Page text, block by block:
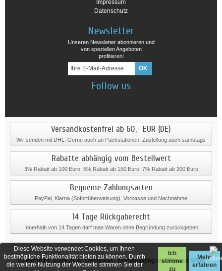
Diese Website verwendet Cookies, um Ihnen
bestmögliche Funktionalität bieten zu können. Durch
die weitere Nutzung der Webseite stimmen Sie der
Ich
stimme
zu
Mehr
erfahren
Impressum
Datenschutz
Newsletter
Unseren Newsletter abonnieren und
von speziellen Angeboten
profitieren!
Follow us
Versandkostenfrei ab 60,- EUR (DE)
Wir senden mit DHL. Gerne auch an Packstationen. Zustellung auch samstags
Rabatte abhängig vom Bestellwert
3% Rabatt ab 100 Euro, 5% Rabatt ab 150 Euro, 7% Rabatt ab 200 Euro
Bequeme Zahlungsarten
PayPal, Klarna (Sofortüberweisung), Vorkasse und Nachnahme
14 Tage Rückgaberecht
Innerhalb von 14 Tagen darf man Waren ohne Begründung zurückgeben
Copyright © 2009-2020steelsport- Bodybuilding und Fitness Shop